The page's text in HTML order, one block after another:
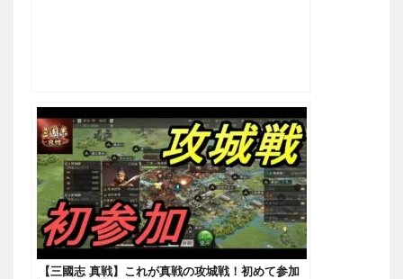
【三國志 真戦】これが真戦の攻城戦！初めて参加